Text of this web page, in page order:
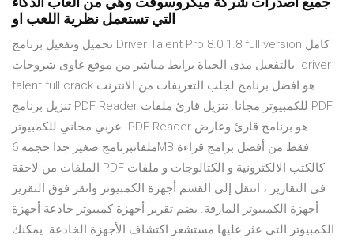
التي تستعمل نظرية اللعب او
تحميل وتفعيل برنامج Driver Talent Pro 8.0.1.8 full version كامل
بالتفعيل مدى الحياة برابط مباشر من موقع غاوى شروحات. driver
talent full crack هو افضل برنامج لجلب التعريفات من الانترنت
تنزيل برنامج PDF Reader للكمبيوتر مجانا. تنزيل قارئ ملفات PDF
عربي مجاني للكمبيوتر. PDF Reader هو برنامج قارئ وعارض
ملفاتبرنامج صغير جدا حجمه 6MB فقط من أفضل برامج قراءة
الملفات من لاحقة PDF كالكتب الالكترونية و الكتالوجات و ملفات
في التقارير ، انتقل إلى القسم أجهزة الكمبيوتر وانقر فوق التقرير
أجهزة الكمبيوتر المارقة. يضم تقرير أجهزة كمبيوتر خادعة أجهزة
الكمبيوتر التي عثر عليها مستشعر اكتشاف الأجهزة الخادعة. يمكنك